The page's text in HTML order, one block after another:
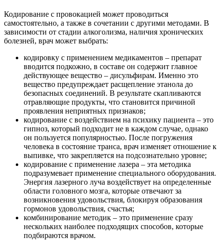
Кодирование с провокацией может проводиться
самостоятельно, а также в сочетании с другими методами. В
зависимости от стадии алкоголизма, наличия хронических
болезней, врач может выбрать:
кодировку с применением медикаментов – препарат
вводится подкожно, в составе он содержит главное
действующее вещество – дисульфирам. Именно это
вещество предупреждает расщепление этанола до
безопасных соединений. В результате скапливаются
отравляющие продукты, что становится причиной
проявления неприятных признаков;
кодирование с воздействием на психику пациента – это
гипноз, который подходит не в каждом случае, однако
он пользуется популярностью. После погружения
человека в состояние транса, врач изменяет отношение к
выпивке, что закрепляется на подсознательно уровне;
кодирование с применение лазера – эта методика
подразумевает применение специального оборудования.
Энергия лазерного луча воздействует на определенные
области головного мозга, которые отвечают за
возникновения удовольствия, блокируя образования
гормонов удовольствия, счастья;
комбинирование методик – это применение сразу
нескольких наиболее подходящих способов, которые
подбираются врачом.